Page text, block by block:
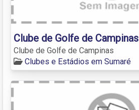
Clube de Golfe de Campinas
Clube de Golfe de Campinas
Clubes e Estádios em Sumaré